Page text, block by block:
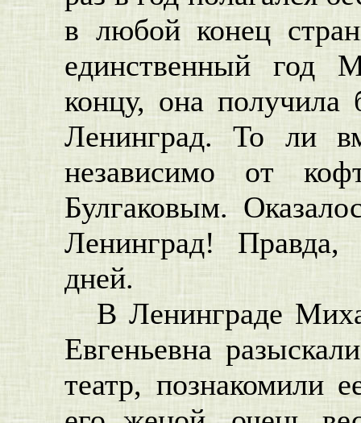
в любой конец
единственный год
концу, она получила
Ленинград. То ли
независимо от
Булгаковым.
Ленинград! Правда,
дней.
В Ленинграде
Евгеньевна
театр, познакомили